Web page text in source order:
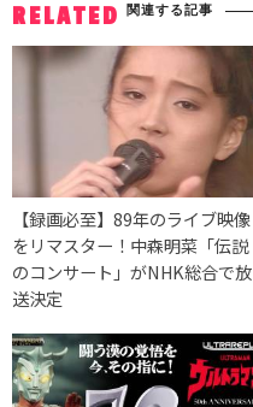
RELATED 関連する記事
【録画必至】89年のライブ映像
をリマスター！中森明菜「伝説
のコンサート」がNHK総合で放
送決定